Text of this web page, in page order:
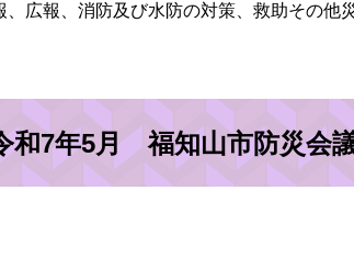
広報、消防及び水防の対策、救助その他
和7年5月 福知山市防災会